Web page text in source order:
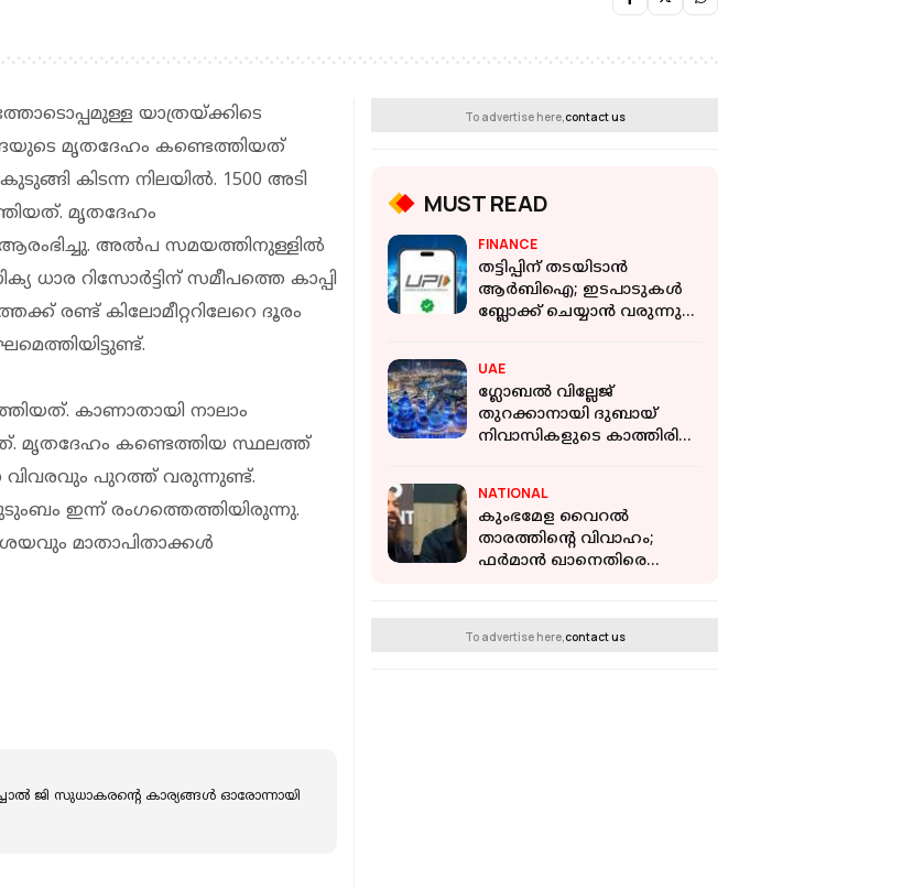
യാത്രയ്ക്കിടെ
മൃതദേഹം കണ്ടെത്തിയത്
കിടന്ന നിലയിൽ. 1500 അടി
മൃതദേഹം
ആരംഭിച്ചു. അൽപ സമയത്തിനുള്ളിൽ
ധാര റിസോർട്ടിന് സമീപത്തെ കാപ്പി
രണ്ട് കിലോമീറ്ററിലേറെ ദൂരം
കാണാതായി നാലാം
മൃതദേഹം കണ്ടെത്തിയ സ്ഥലത്ത്
വിവരവും പുറത്ത് വരുന്നുണ്ട്.
ഇന്ന് രംഗത്തെത്തിയിരുന്നു.
മാതാപിതാക്കള്‍
ജി സുധാകരന്റെ കാര്യങ്ങൾ ഓരോന്നായി
To advertise here, contact us
MUST READ
FINANCE
തട്ടിപ്പിന് തടയിടാൻ
ആർബിഐ; ഇടപാടുകള്‍
ബ്ലോക്ക് ചെയ്യാന്‍ വരുന്നു
UAE
ഗ്ലോബൽ വില്ലേജ്
തുറക്കാനായി ദുബായ്
നിവാസികളുടെ കാത്തിരിപ്പ്;
NATIONAL
കുംഭമേള വൈറല്‍
താരത്തിന്റെ വിവാഹം;
ഫര്‍മാന്‍ ഖാനെതിരെ
To advertise here, contact us